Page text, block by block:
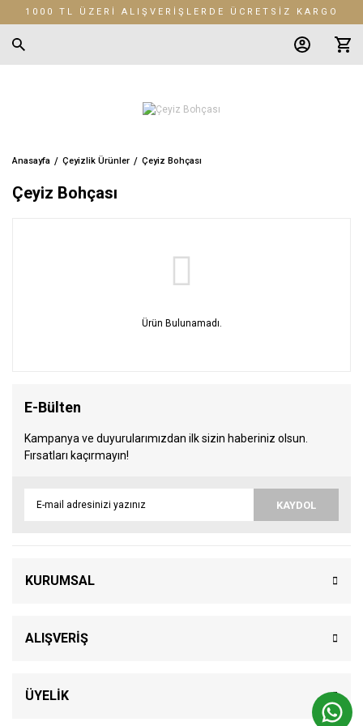
1000 TL ÜZERİ ALIŞVERİŞLERDE ÜCRETSİZ KARGO
Anasayfa Çeyizlik Ürünler Çeyiz Bohçası
Çeyiz Bohçası
Ürün Bulunamadı.
E-Bülten
Kampanya ve duyurularımızdan ilk sizin haberiniz olsun.
Fırsatları kaçırmayın!
KAYDOL
KURUMSAL
ALIŞVERİŞ
ÜYELİK